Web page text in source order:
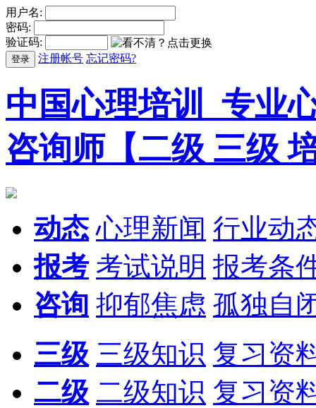
用户名:
密码:
验证码:
登录 注册帐号 忘记密码?
中国心理培训_专业
咨询师【二级 三级
动态 心理新闻 行业动
报考 考试说明 报考条
咨询 抑郁焦虑 孤独自
三级 三级知识 复习资
二级 二级知识 复习资